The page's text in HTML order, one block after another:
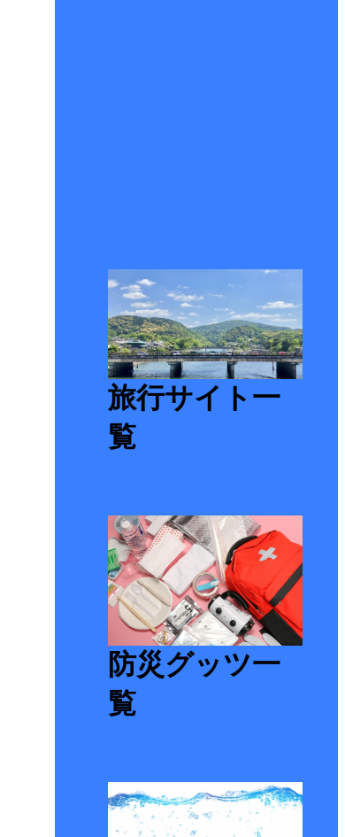
旅行サイト一
覧
防災グッツ一
覧